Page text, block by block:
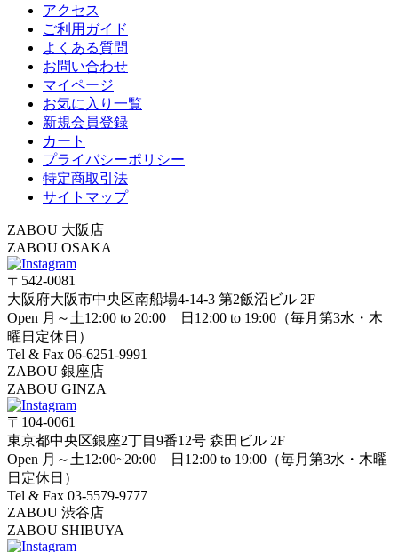
アクセス
ご利用ガイド
よくある質問
お問い合わせ
マイページ
お気に入り一覧
新規会員登録
カート
プライバシーポリシー
特定商取引法
サイトマップ
ZABOU 大阪店
ZABOU OSAKA
〒542-0081
大阪府大阪市中央区南船場4-14-3 第2飯沼ビル 2F
Open 月～土12:00 to 20:00 日12:00 to 19:00（毎月第3水・木
曜日定休日）
Tel & Fax 06-6251-9991
ZABOU 銀座店
ZABOU GINZA
〒104-0061
東京都中央区銀座2丁目9番12号 森田ビル 2F
Open 月～土12:00~20:00 日12:00 to 19:00（毎月第3水・木曜
日定休日）
Tel & Fax 03-5579-9777
ZABOU 渋谷店
ZABOU SHIBUYA